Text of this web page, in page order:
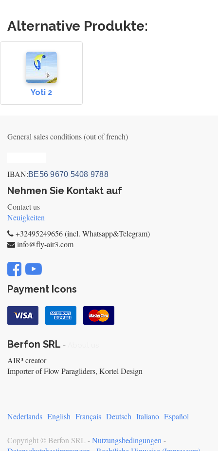
Alternative Produkte:
Yoti 2
General sales conditions (out of french)
IBAN:BE56 9670 5408 9788
Nehmen Sie Kontakt auf
Contact us
Neuigkeiten
+32495249656 (incl. Whatsapp&Telegram)
info@fly-air3.com
Payment Icons
Berfon SRL -
AIR³ creator
Importer of Flow Paragliders, Kortel Design
Nederlands English Français Deutsch Italiano Español
Copyright © Berfon SRL-Nutzungsbedingungen -